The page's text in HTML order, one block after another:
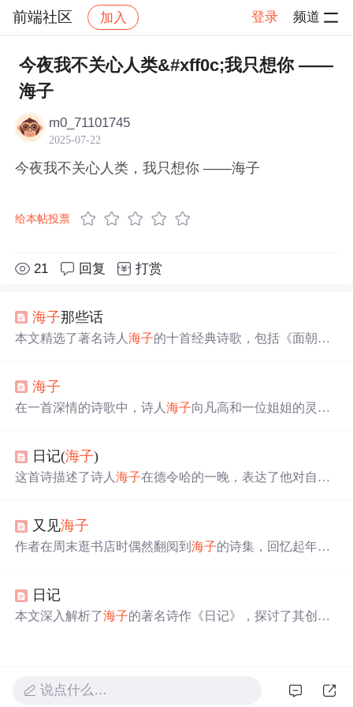
前端社区 加入 登录 频道
社区 前端社区 感慨 帖子详情
今夜我不关心人类&#xff0c;我只想你 ——
海子
m0_71101745
2025-07-22
今夜我不关心人类，我只想你 ——海子
给本帖投票
21 回复 打赏
海子那些话
本文精选了著名诗人海子的十首经典诗歌，包括《面朝大
海子
在一首深情的诗歌中，诗人海子向凡高和一位姐姐的灵魂
的思念，以及对生命、艺术和孤独的哲学思考。
日记(海子)
这首诗描述了诗人海子在德令哈的一晚，表达了他对自然
活的独特视角。
又见海子
作者在周末逛书店时偶然翻阅到海子的诗集，回忆起年轻
日记
本文深入解析了海子的著名诗作《日记》，探讨了其创作
说点什么…